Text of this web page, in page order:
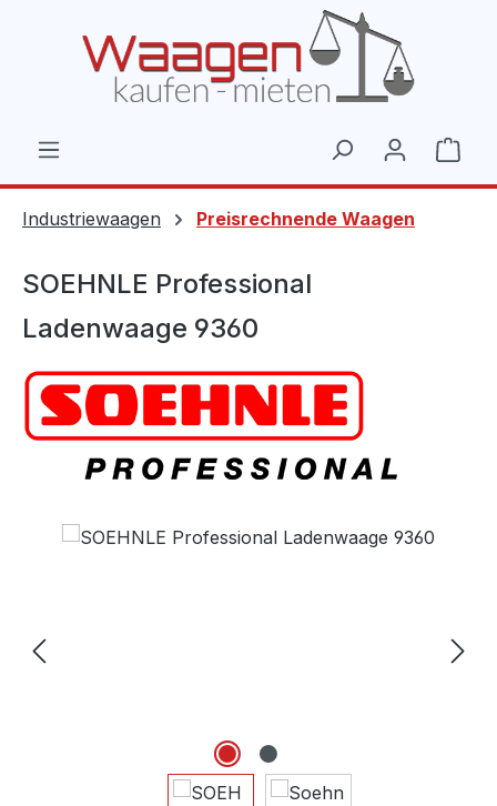
Industriewaagen Preisrechnende Waagen
SOEHNLE Professional
Ladenwaage 9360
Bildergalerie überspringen